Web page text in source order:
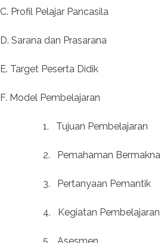
C. Profil Pelajar Pancasila
D. Sarana dan Prasarana
E. Target Peserta Didik
F. Model Pembelajaran
1. Tujuan Pembelajaran
2. Pemahaman Bermakna
3. Pertanyaan Pemantik
4. Kegiatan Pembelajaran